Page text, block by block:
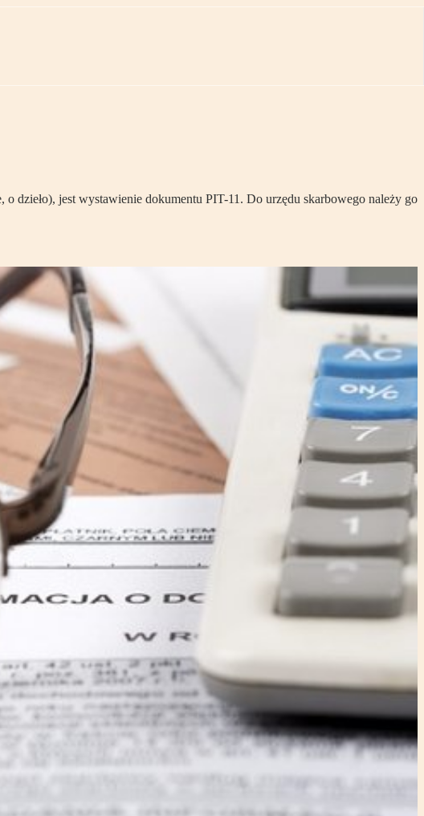
dzieło), jest wystawienie dokumentu PIT-11. Do urzędu skarbowego należy go